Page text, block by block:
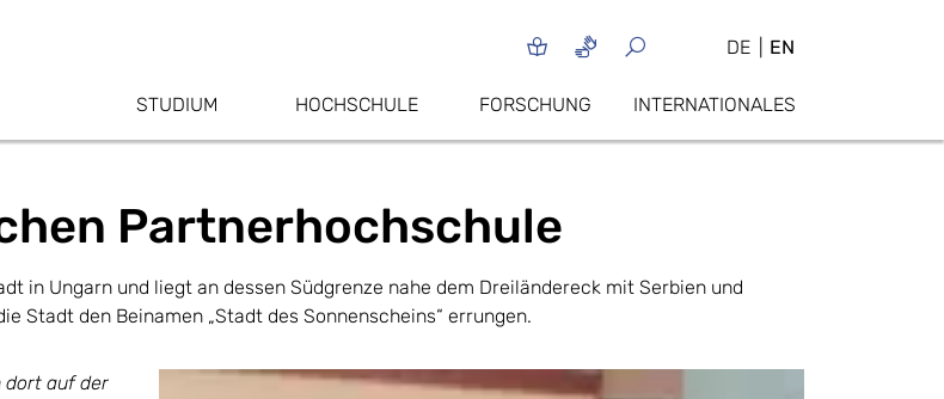
DE EN
STUDIUM HOCHSCHULE FORSCHUNG INTERNATIONALES
Partnerhochschule
in Ungarn und liegt an dessen Südgrenze nahe dem Dreiländereck mit Serbien und
Stadt den Beinamen „Stadt des Sonnenscheins“ errungen.
dort auf der